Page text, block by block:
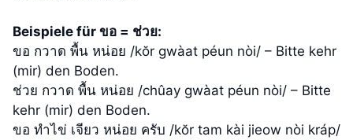
Beispiele für ขอ = ช่วย:
ขอ กวาด พื้น หน่อย /kŏr gwàat péun nòi/ – Bitte kehr
(mir) den Boden.
ช่วย กวาด พื้น หน่อย /chûay gwàat péun nòi/ – Bitte
kehr (mir) den Boden.
ขอ ทำไข่ เจียว หน่อย ครับ /kŏr tam kài jieow nòi kráp/